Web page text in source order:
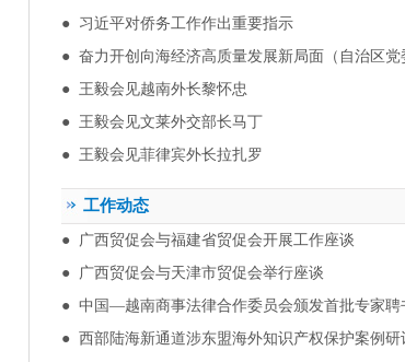
● 习近平对侨务工作作出重要指示
● 奋力开创向海经济高质量发展新局面（自治区党
● 王毅会见越南外长黎怀忠
● 王毅会见文莱外交部长马丁
● 王毅会见菲律宾外长拉扎罗
工作动态
● 广西贸促会与福建省贸促会开展工作座谈
● 广西贸促会与天津市贸促会举行座谈
● 中国—越南商事法律合作委员会颁发首批专家聘
● 西部陆海新通道涉东盟海外知识产权保护案例